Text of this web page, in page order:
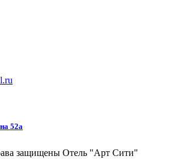
52а
защищены Отель "Арт Сити"